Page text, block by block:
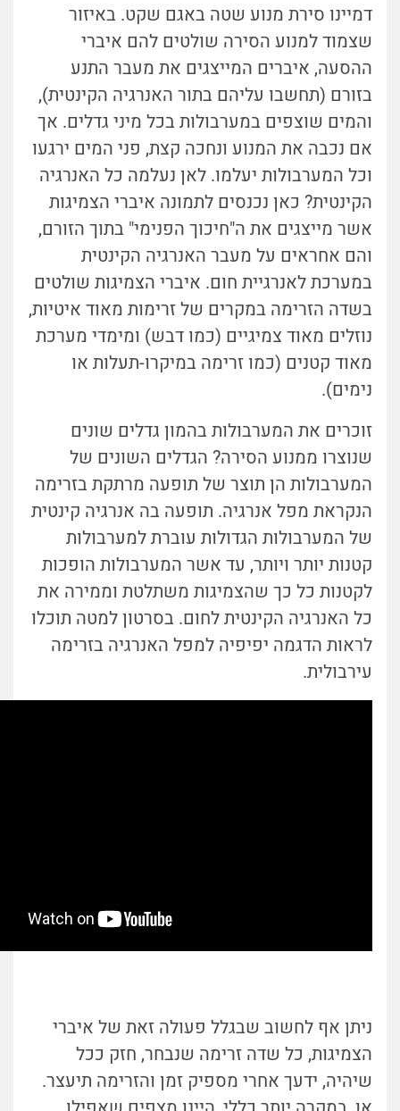
דמיינו סירת מנוע שטה באגם שקט. באיזור
שצמוד למנוע הסירה שולטים להם איברי
ההסעה, איברים המייצגים את מעבר התנע
בזורם (תחשבו עליהם בתור האנרגיה הקינטית),
והמים שוצפים במערבולות בכל מיני גדלים. אך
אם נכבה את המנוע ונחכה קצת, פני המים ירגעו
וכל המערבולות יעלמו. לאן נעלמה כל האנרגיה
הקינטית? כאן נכנסים לתמונה איברי הצמיגות
אשר מייצגים את ה"חיכוך הפנימי" בתוך הזורם,
והם אחראים על מעבר האנרגיה הקינטית
במערכת לאנרגיית חום. איברי הצמיגות שולטים
בשדה הזרימה במקרים של זרימות מאוד איטיות,
נוזלים מאוד צמיגיים (כמו דבש) ומימדי מערכת
מאוד קטנים (כמו זרימה במיקרו-תעלות או
נימים).
זוכרים את המערבולות בהמון גדלים שונים
שנוצרו ממנוע הסירה? הגדלים השונים של
המערבולות הן תוצר של תופעה מרתקת בזרימה
הנקראת מפל אנרגיה. תופעה בה אנרגיה קינטית
של המערבולות הגדולות עוברת למערבולות
קטנות יותר ויותר, עד אשר המערבולות הופכות
לקטנות כל כך שהצמיגות משתלטת וממירה את
כל האנרגיה הקינטית לחום. בסרטון למטה תוכלו
לראות הדגמה יפיפיה למפל האנרגיה בזרימה
עירבולית.
ניתן אף לחשוב שבגלל פעולה זאת של איברי
הצמיגות, כל שדה זרימה שנבחר, חזק ככל
שיהיה, ידעך אחרי מספיק זמן והזרימה תיעצר.